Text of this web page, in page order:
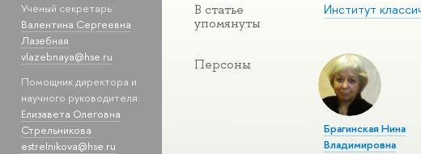
Ученый секретарь:
Валентина Сергеевна
Лазебная
vlazebnaya@hse.ru
Помощник директора и
научного руководителя:
Елизавета Олеговна
Стрельникова
estrelnikova@hse.ru
В статье
упомянуты
Институт
Персоны
Брагинская Нина
Владимировна